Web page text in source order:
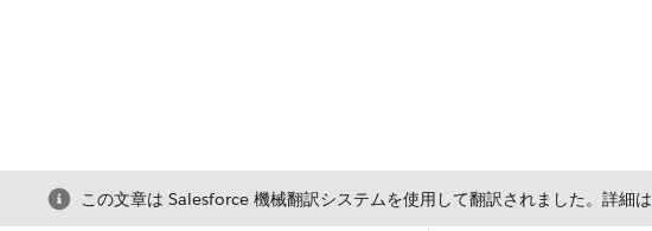
この文章は Salesforce 機械翻訳システムを使用して翻訳されました。詳細は